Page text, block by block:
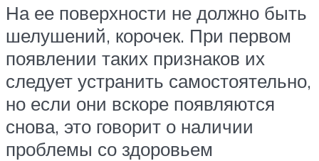
На ее поверхности не должно быть
шелушений, корочек. При первом
появлении таких признаков их
следует устранить самостоятельно,
но если они вскоре появляются
снова, это говорит о наличии
проблемы со здоровьем